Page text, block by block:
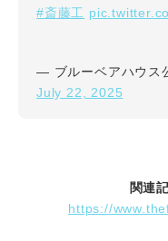
#斎藤工
— ブルーベアハウス
July 22, 2025
関連
https://